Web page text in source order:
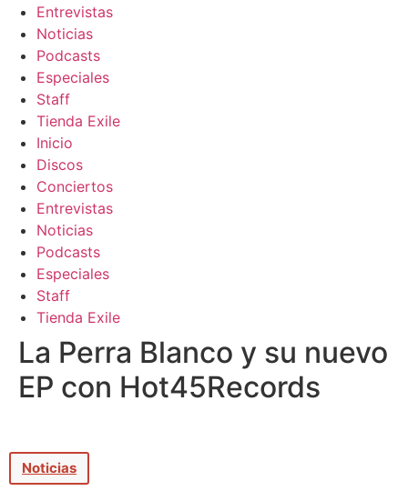
Entrevistas
Noticias
Podcasts
Especiales
Staff
Tienda Exile
Inicio
Discos
Conciertos
Entrevistas
Noticias
Podcasts
Especiales
Staff
Tienda Exile
La Perra Blanco y su nuevo
EP con Hot45Records
Noticias